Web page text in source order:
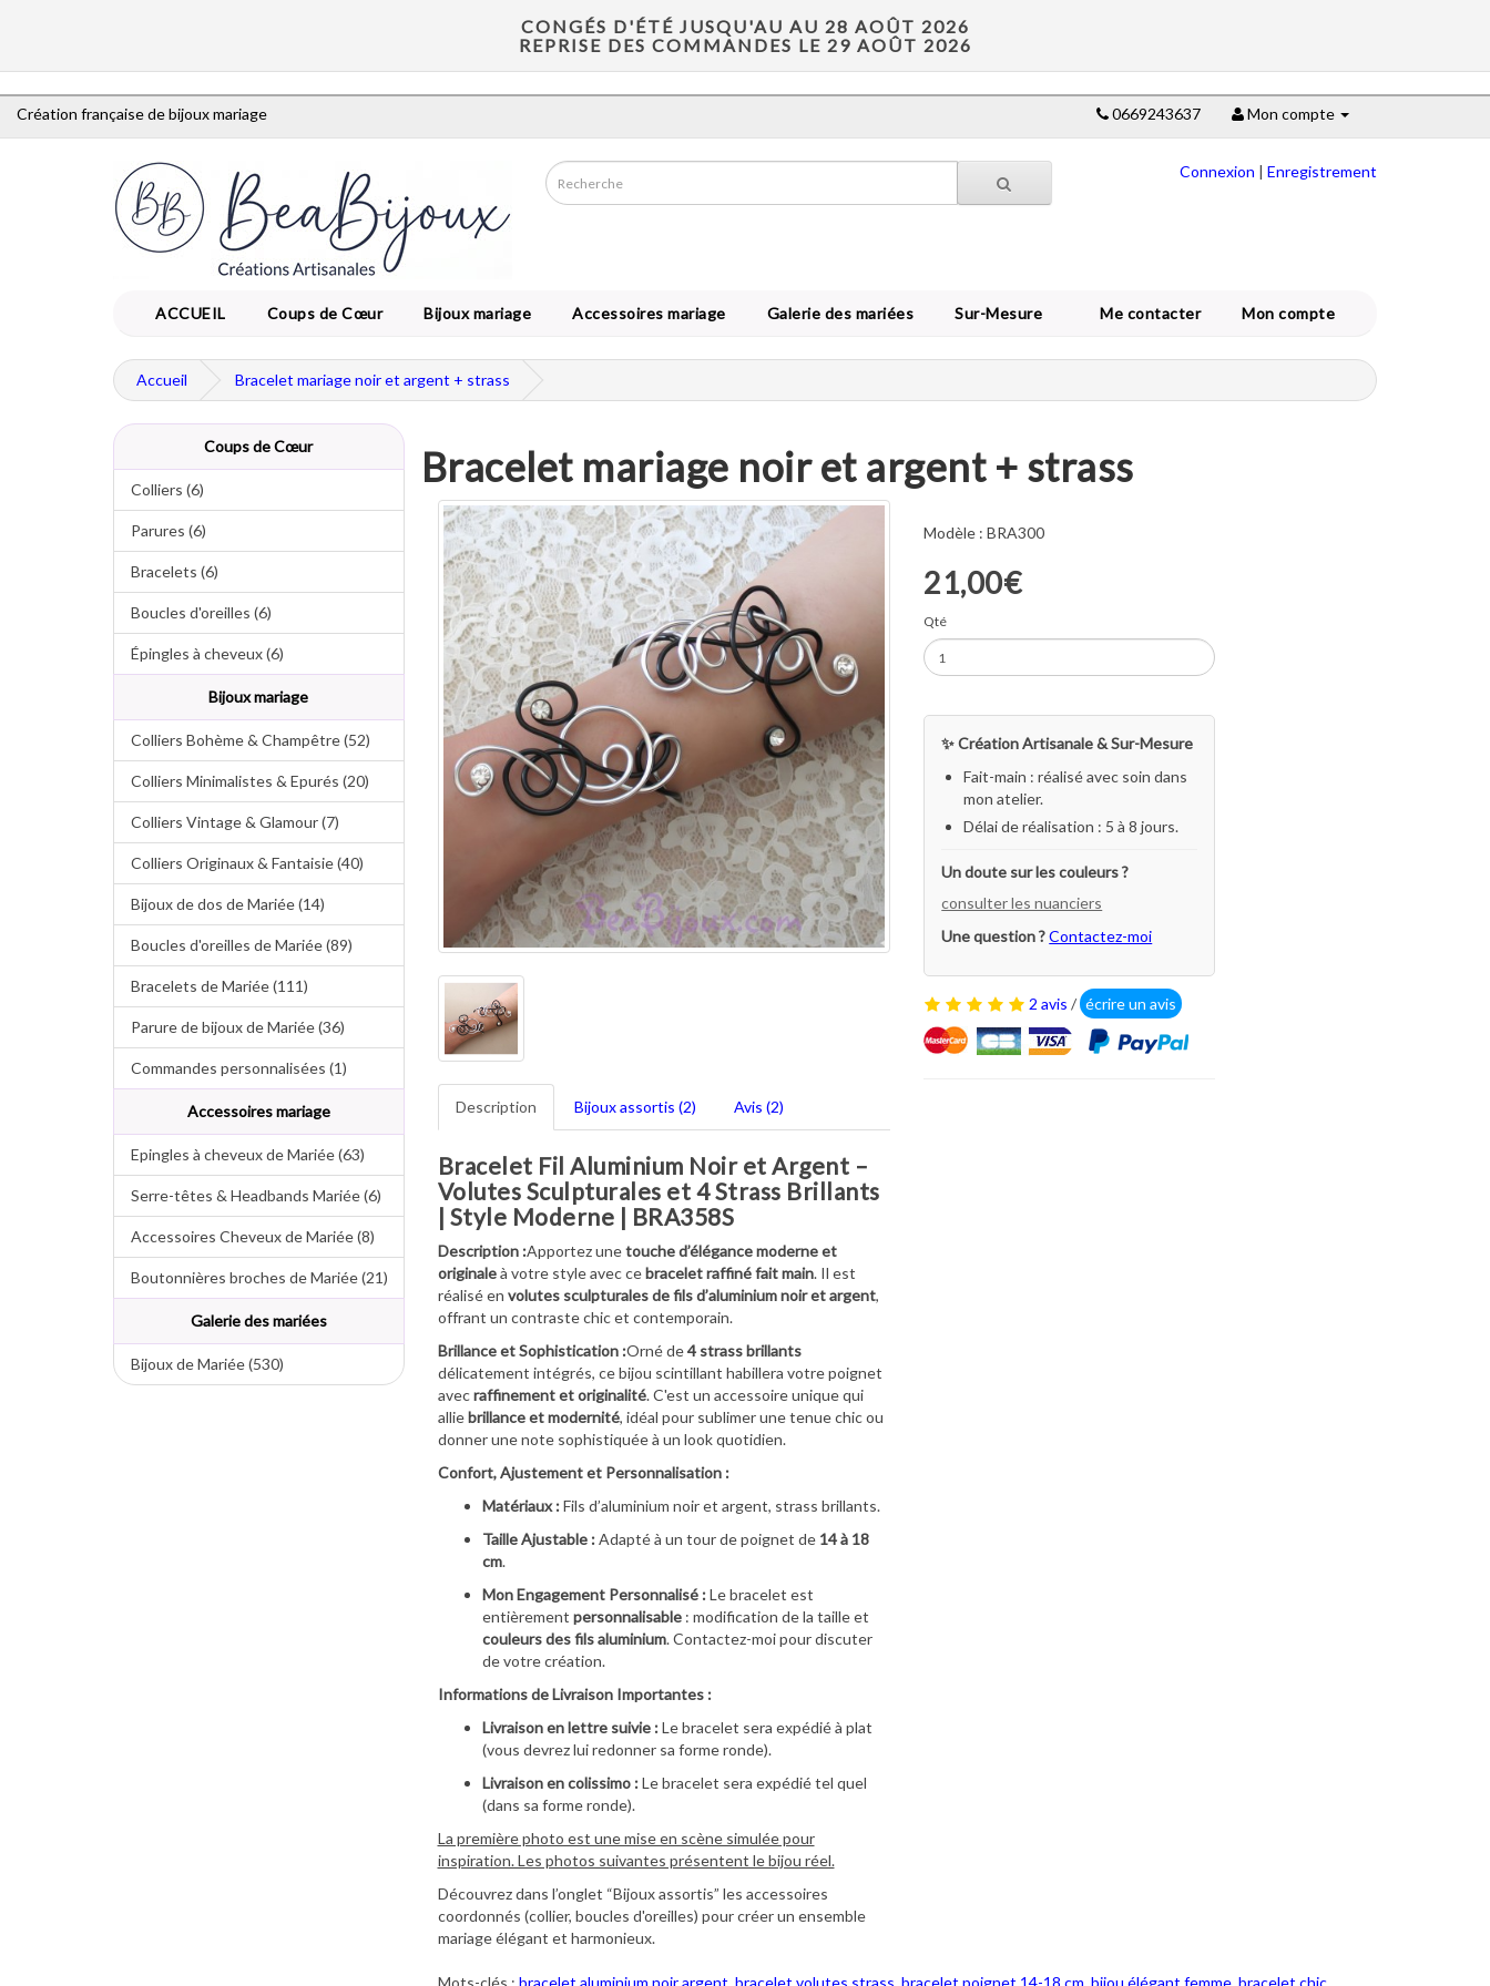
CONGÉS D'ÉTÉ JUSQU'AU AU 28 AOÛT 2026
REPRISE DES COMMANDES LE 29 AOÛT 2026
Création française de bijoux mariage 0669243637 Mon compte
Connexion | Enregistrement
ACCUEIL Coups de Cœur Bijoux mariage Accessoires mariage Galerie des mariées Sur-Mesure Me contacter Mon compte
Accueil Bracelet mariage noir et argent + strass
Coups de Cœur
Colliers (6)
Parures (6)
Bracelets (6)
Boucles d'oreilles (6)
Épingles à cheveux (6)
Bijoux mariage
Colliers Bohème & Champêtre (52)
Colliers Minimalistes & Epurés (20)
Colliers Vintage & Glamour (7)
Colliers Originaux & Fantaisie (40)
Bijoux de dos de Mariée (14)
Boucles d'oreilles de Mariée (89)
Bracelets de Mariée (111)
Parure de bijoux de Mariée (36)
Commandes personnalisées (1)
Accessoires mariage
Epingles à cheveux de Mariée (63)
Serre-têtes & Headbands Mariée (6)
Accessoires Cheveux de Mariée (8)
Boutonnières broches de Mariée (21)
Galerie des mariées
Bijoux de Mariée (530)
Bracelet mariage noir et argent + strass
Description Bijoux assortis (2) Avis (2)
Bracelet Fil Aluminium Noir et Argent –
Volutes Sculpturales et 4 Strass Brillants
| Style Moderne | BRA358S
Description :Apportez unetouche d’élégance moderne et
originaleà votre style avec cebracelet raffiné fait main. Il est
réalisé en volutes sculpturales de fils d’aluminium noir et argent,
offrant un contraste chic et contemporain.
Brillance et Sophistication :Orné de4 strass brillants
délicatement intégrés, ce bijou scintillant habillera votre poignet
avecraffinement et originalité. C'est un accessoire unique qui
alliebrillance et modernité, idéal pour sublimer une tenue chic ou
donner une note sophistiquée à un look quotidien.
Confort, Ajustement et Personnalisation :
Matériaux :Fils d’aluminium noir et argent, strass brillants.
Taille Ajustable :Adapté à un tour de poignet de 14 à 18
cm.
Mon Engagement Personnalisé :Le bracelet est
entièrement personnalisable: modification de la taille et
couleurs des fils aluminium. Contactez-moi pour discuter
de votre création.
Informations de Livraison Importantes :
Livraison en lettre suivie :Le bracelet sera expédié à plat
(vous devrez lui redonner sa forme ronde).
Livraison en colissimo :Le bracelet sera expédié tel quel
(dans sa forme ronde).
La première photo est une mise en scène simulée pour
inspiration. Les photos suivantes présentent le bijou réel.
Découvrez dans l’onglet “Bijoux assortis” les accessoires
coordonnés (collier, boucles d'oreilles) pour créer un ensemble
mariage élégant et harmonieux.
Modèle : BRA300
21,00€
Qté
✨ Création Artisanale & Sur-Mesure
Fait-main : réalisé avec soin dans
mon atelier.
Délai de réalisation : 5 à 8 jours.
Un doute sur les couleurs ?
consulter les nuanciers
Une question ?Contactez-moi
2 avis / écrire un avis
Mots-clés : bracelet aluminium noir argent bracelet volutes strass bracelet poignet 14-18 cm bijou élégant femme, bracelet chic